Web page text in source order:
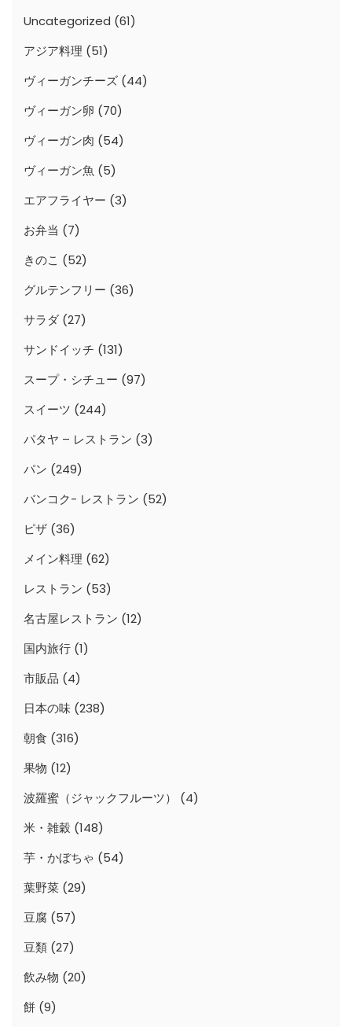
Uncategorized (61)
アジア料理 (51)
ヴィーガンチーズ (44)
ヴィーガン卵 (70)
ヴィーガン肉 (54)
ヴィーガン魚 (5)
エアフライヤー (3)
お弁当 (7)
きのこ (52)
グルテンフリー (36)
サラダ (27)
サンドイッチ (131)
スープ・シチュー (97)
スイーツ (244)
パタヤ – レストラン (3)
パン (249)
バンコク- レストラン (52)
ピザ (36)
メイン料理 (62)
レストラン (53)
名古屋レストラン (12)
国内旅行 (1)
市販品 (4)
日本の味 (238)
朝食 (316)
果物 (12)
波羅蜜（ジャックフルーツ）
(4)
米・雑穀 (148)
芋・かぼちゃ (54)
葉野菜 (29)
豆腐 (57)
豆類 (27)
飲み物 (20)
餅 (9)